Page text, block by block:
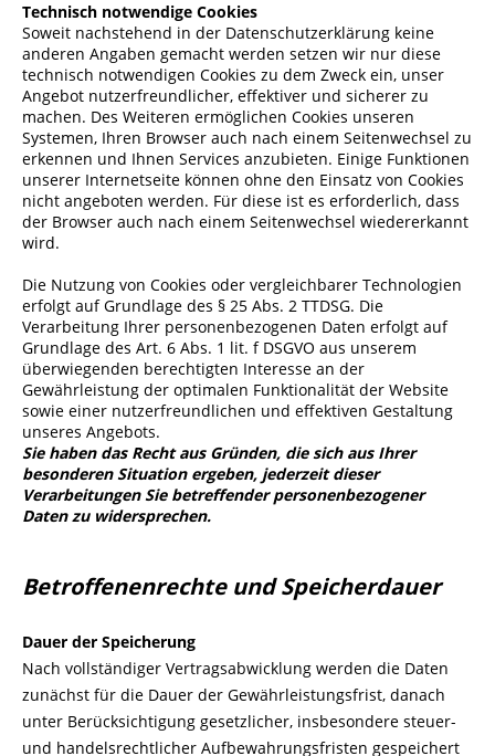
Technisch notwendige Cookies
Soweit nachstehend in der Datenschutzerklärung keine
anderen Angaben gemacht werden setzen wir nur diese
technisch notwendigen Cookies zu dem Zweck ein, unser
Angebot nutzerfreundlicher, effektiver und sicherer zu
machen. Des Weiteren ermöglichen Cookies unseren
Systemen, Ihren Browser auch nach einem Seitenwechsel zu
erkennen und Ihnen Services anzubieten. Einige Funktionen
unserer Internetseite können ohne den Einsatz von Cookies
nicht angeboten werden. Für diese ist es erforderlich, dass
der Browser auch nach einem Seitenwechsel wiedererkannt
wird.
Die Nutzung von Cookies oder vergleichbarer Technologien
erfolgt auf Grundlage des § 25 Abs. 2 TTDSG. Die
Verarbeitung Ihrer personenbezogenen Daten erfolgt auf
Grundlage des Art. 6 Abs. 1 lit. f DSGVO aus unserem
überwiegenden berechtigten Interesse an der
Gewährleistung der optimalen Funktionalität der Website
sowie einer nutzerfreundlichen und effektiven Gestaltung
unseres Angebots.
Sie haben das Recht aus Gründen, die sich aus Ihrer
besonderen Situation ergeben, jederzeit dieser
Verarbeitungen Sie betreffender personenbezogener
Daten zu widersprechen.
Betroffenenrechte und Speicherdauer
Dauer der Speicherung
Nach vollständiger Vertragsabwicklung werden die Daten
zunächst für die Dauer der Gewährleistungsfrist, danach
unter Berücksichtigung gesetzlicher, insbesondere steuer-
und handelsrechtlicher Aufbewahrungsfristen gespeichert